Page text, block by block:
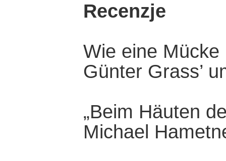
Recenzje
Wie eine
Günter Grass’
„Beim Häuten
Michael